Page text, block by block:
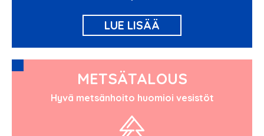
LUE LISÄÄ
METSÄTALOUS
Hyvä metsänhoito huomioi vesistöt